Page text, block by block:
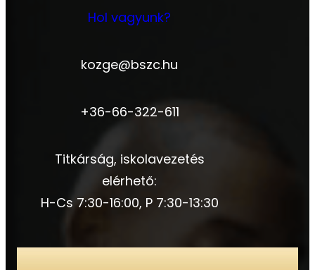
Hol vagyunk?
kozge@bszc.hu
+36-66-322-611
Titkárság, iskolavezetés
elérhető:
H-Cs 7:30-16:00, P 7:30-13:30